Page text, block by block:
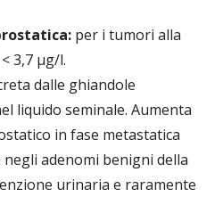
per i tumori alla
3,7 μg/l.
dalle ghiandole
liquido seminale. Aumenta
in fase metastatica
negli adenomi benigni della
urinaria e raramente